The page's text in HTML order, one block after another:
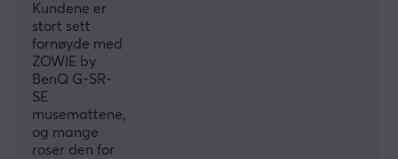
EGENSKAPER
Trykk
Ja
Farge
Blå
Kundene er
stort sett
fornøyde med
ZOWIE by
BenQ G-SR-
SE
musemattene,
og mange
roser den for